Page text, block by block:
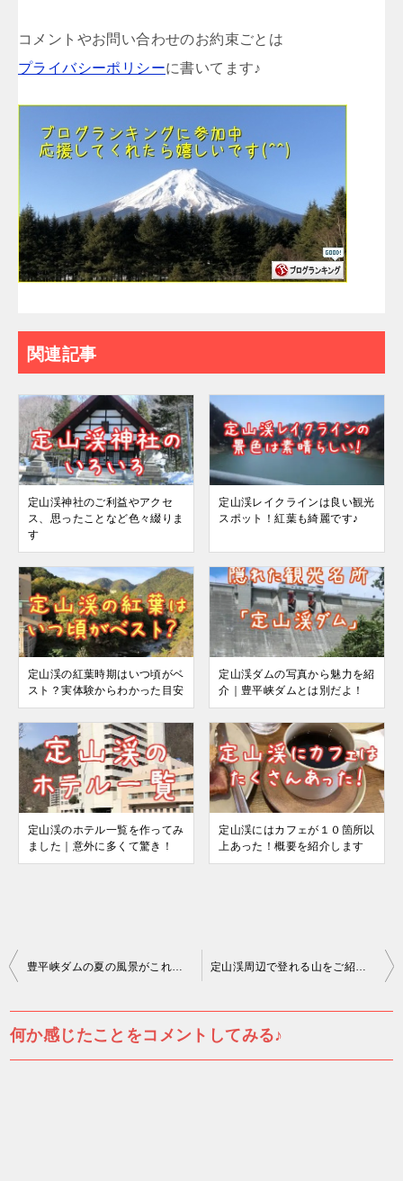
コメントやお問い合わせのお約束ごとは
プライバシーポリシーに書いてます♪
関連記事
定山渓神社のご利益やアクセ
ス、思ったことなど色々綴りま
す
定山渓レイクラインは良い観光
スポット！紅葉も綺麗です♪
定山渓の紅葉時期はいつ頃がベ
スト？実体験からわかった目安
定山渓ダムの写真から魅力を紹
介｜豊平峡ダムとは別だよ！
定山渓のホテル一覧を作ってみ
ました｜意外に多くて驚き！
定山渓にはカフェが１０箇所以
上あった！概要を紹介します
投
ビ
何か感じたことをコメントしてみる♪